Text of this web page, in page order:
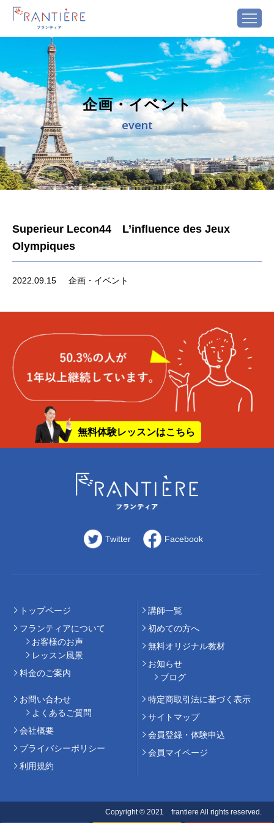
企画・イベント
event
Superieur Lecon44 L’influence des Jeux
Olympiques
2022.09.15 企画・イベント
無料体験レッスンはこちら
Twitter Facebook
トップページ
フランティアについて
お客様のお声
レッスン風景
料⾦のご案内
講師⼀覧
初めての⽅へ
無料オリジナル教材
お知らせ
ブログ
お問い合わせ
よくあるご質問
会社概要
プライバシーポリシー
利用規約
特定商取引法に基づく表示
サイトマップ
会員登録・体験申込
会員マイページ
Copyright © 2021 frantiere All rights reserved.